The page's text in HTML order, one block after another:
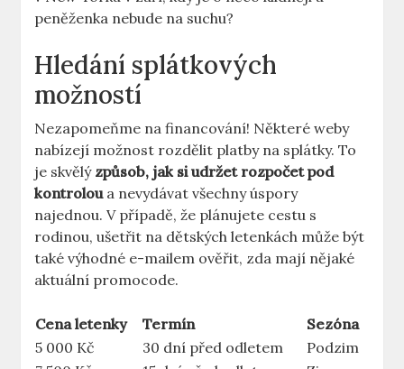
peněženka nebude na suchu?
Hledání splátkových
možností
Nezapomeňme na financování! Některé weby
nabízejí možnost rozdělit platby na splátky. To
je skvělý způsob, jak si udržet rozpočet pod
kontroloua nevydávat všechny úspory
najednou. V případě, že plánujete cestu s
rodinou, ušetřit na dětských letenkách může být
také výhodné e-mailem ověřit, zda mají nějaké
aktuální promocode.
Cena letenky Termín
Sezóna
5 000 Kč
30 dní před odletem
Podzim